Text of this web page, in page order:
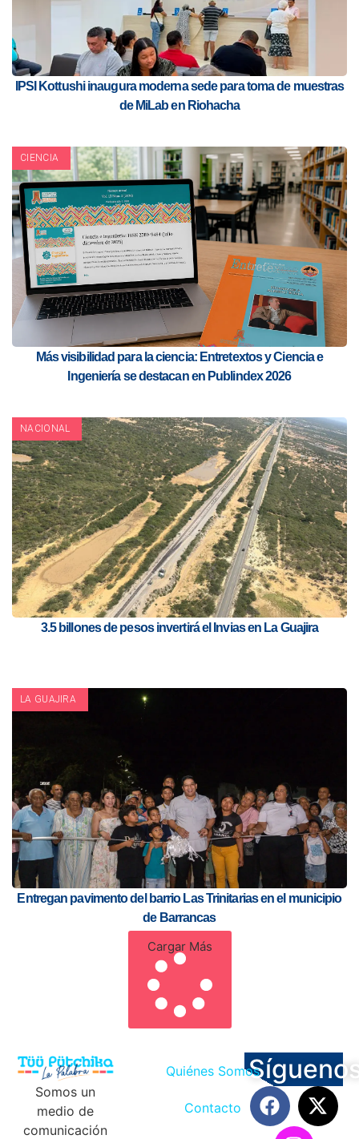
IPSI Kottushi inaugura moderna sede para toma de muestras
de MiLab en Riohacha
CIENCIA
Más visibilidad para la ciencia: Entretextos y Ciencia e
Ingeniería se destacan en Publindex 2026
NACIONAL
3.5 billones de pesos invertirá el Invias en La Guajira
LA GUAJIRA
Entregan pavimento del barrio Las Trinitarias en el municipio
de Barrancas
Cargar Más
Somos un
medio de
comunicación
Quiénes Somos
Contacto